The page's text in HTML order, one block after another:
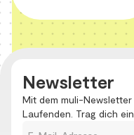
Newsletter
Mit dem muli-
Laufenden. Trag dich